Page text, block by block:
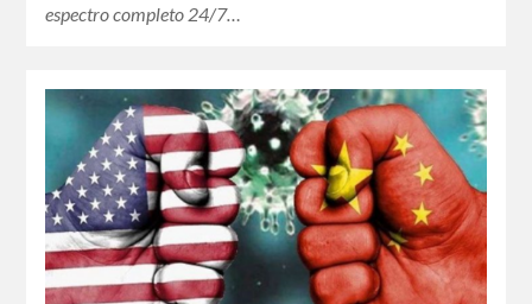
espectro completo 24/7…